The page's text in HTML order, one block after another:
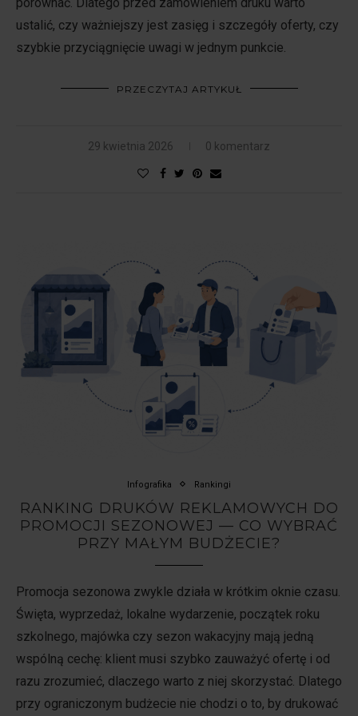
ustalić, czy ważniejszy jest zasięg i szczegóły oferty, czy
szybkie przyciągnięcie uwagi w jednym punkcie.
PRZECZYTAJ ARTYKUŁ
29 kwietnia 2026 0 komentarz
Infografika Rankingi
RANKING DRUKÓW REKLAMOWYCH DO
PROMOCJI SEZONOWEJ — CO WYBRAĆ
PRZY MAŁYM BUDŻECIE?
Promocja sezonowa zwykle działa w krótkim oknie czasu.
Święta, wyprzedaż, lokalne wydarzenie, początek roku
szkolnego, majówka czy sezon wakacyjny mają jedną
wspólną cechę: klient musi szybko zauważyć ofertę i od
razu zrozumieć, dlaczego warto z niej skorzystać. Dlatego
przy ograniczonym budżecie nie chodzi o to, by drukować